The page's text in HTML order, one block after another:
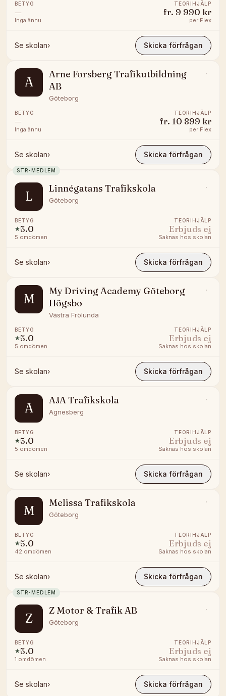
BETYG
—
Inga ännu
TEORIHJÄLP
fr. 9 990 kr
per Flex
Se skolan› Skicka förfrågan
A
Arne Forsberg Trafikutbildning
AB
Göteborg
BETYG
—
Inga ännu
TEORIHJÄLP
fr. 10 899 kr
per Flex
Se skolan› Skicka förfrågan
STR-MEDLEM
L
Linnégatans Trafikskola
Göteborg
BETYG
★5.0
5 omdömen
TEORIHJÄLP
Erbjuds ej
Saknas hos skolan
Se skolan› Skicka förfrågan
M
My Driving Academy Göteborg
Högsbo
Västra Frölunda
BETYG
★5.0
5 omdömen
TEORIHJÄLP
Erbjuds ej
Saknas hos skolan
Se skolan› Skicka förfrågan
A
AJA Trafikskola
Agnesberg
BETYG
★5.0
5 omdömen
TEORIHJÄLP
Erbjuds ej
Saknas hos skolan
Se skolan› Skicka förfrågan
M
Melissa Trafikskola
Göteborg
BETYG
★5.0
42 omdömen
TEORIHJÄLP
Erbjuds ej
Saknas hos skolan
Se skolan› Skicka förfrågan
STR-MEDLEM
Z
Z Motor & Trafik AB
Göteborg
BETYG
★5.0
1 omdömen
TEORIHJÄLP
Erbjuds ej
Saknas hos skolan
Se skolan› Skicka förfrågan